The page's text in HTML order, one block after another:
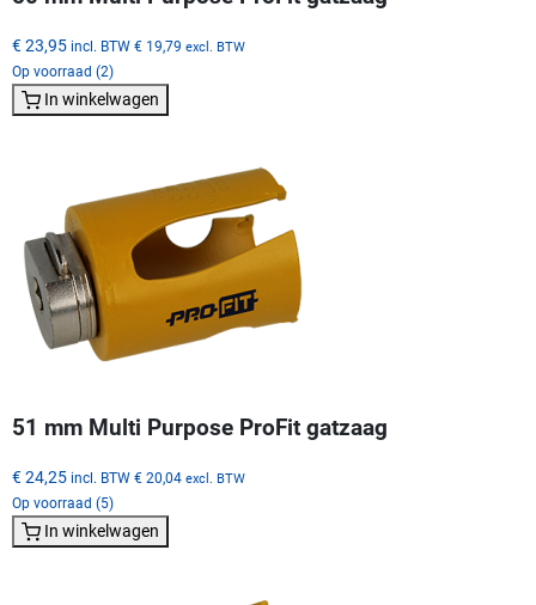
€ 23,95 incl. BTW € 19,79 excl. BTW
Op voorraad (2)
In winkelwagen
51 mm Multi Purpose ProFit gatzaag
€ 24,25 incl. BTW € 20,04 excl. BTW
Op voorraad (5)
In winkelwagen